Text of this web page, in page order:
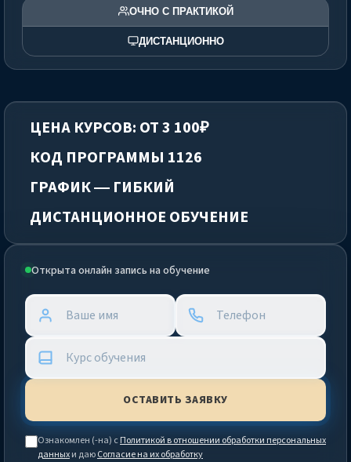
Открыта онлайн запись на обучение
Ознакомлен (-на) сПолитикой в отношении обработки персональных
данныхи даюСогласие на их обработку
ОЧНО С ПРАКТИКОЙ
ДИСТАНЦИОННО
ЦЕНА КУРСОВ: ОТ 3 100₽
КОД ПРОГРАММЫ 1126
ГРАФИК — ГИБКИЙ
ДИСТАНЦИОННОЕ ОБУЧЕНИЕ